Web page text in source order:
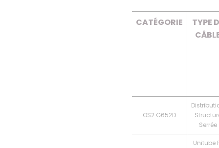
CATÉGORIE
TYPE
OS2 G652D
Serrée
Unitube